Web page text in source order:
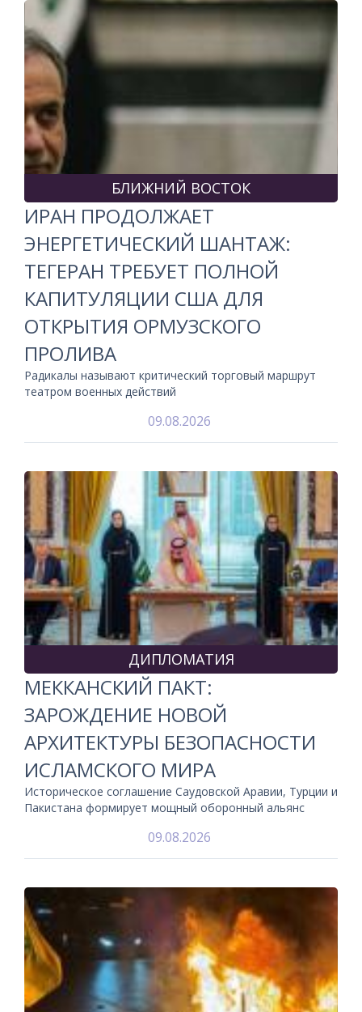
БЛИЖНИЙ ВОСТОК
ИРАН ПРОДОЛЖАЕТ
ЭНЕРГЕТИЧЕСКИЙ ШАНТАЖ:
ТЕГЕРАН ТРЕБУЕТ ПОЛНОЙ
КАПИТУЛЯЦИИ США ДЛЯ
ОТКРЫТИЯ ОРМУЗСКОГО
ПРОЛИВА
Радикалы называют критический торговый маршрут
театром военных действий
09.08.2026
ДИПЛОМАТИЯ
МЕККАНСКИЙ ПАКТ:
ЗАРОЖДЕНИЕ НОВОЙ
АРХИТЕКТУРЫ БЕЗОПАСНОСТИ
ИСЛАМСКОГО МИРА
Историческое соглашение Саудовской Аравии, Турции и
Пакистана формирует мощный оборонный альянс
09.08.2026